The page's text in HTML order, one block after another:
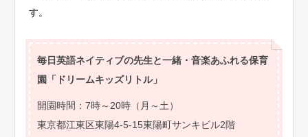
す。
毎日英語ネイティブの先生と一緒・音楽あふれる保育
園「ドリームキッズリトル」
開園時間：7時～20時（月～土）
東京都江東区東陽4-5-15東陽町サンキビル2階